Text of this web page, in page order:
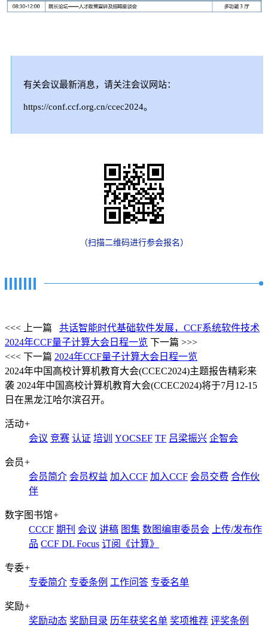
有关会议最新消息，请关注会议网站：
https://conf.ccf.org.cn/ccec2024。
（扫描二维码进行参会报名）
<<< 上一篇
共话智能时代基础软件发展，CCF系统软件技术
2024年CCF量子计算大会日程一览 下一篇 >>>
<<< 下一篇 2024年CCF量子计算大会日程一览
2024年中国高校计算机教育大会(CCEC2024)主题报告精彩来
袭 2024年中国高校计算机教育大会(CCEC2024)将于7月12-15
日在黑龙江哈尔滨召开。
活动+
会议 竞赛 认证 培训 YOCSEF TF 吕梁振兴 企智会
会员+
会员简介 会员权益 加入CCF 加入CCF 会员交费 合作伙
伴
数字图书馆+
CCCF 期刊 会议 讲稿 图集 数图编审委员会
上传/发布作
品 CCF DL Focus 订阅《计算》
专委+
专委简介 专委条例 工作问答 专委名单
奖励+
奖励动态 奖励目录 历年获奖名单 奖项推荐 评奖条例